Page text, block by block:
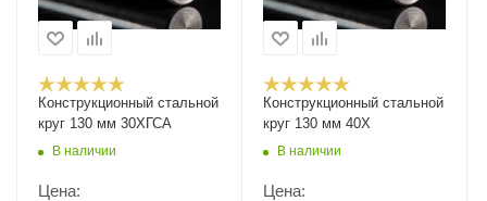
Конструкционный стальной
круг 130 мм 30ХГСА
В наличии
Цена:
Конструкционный стальной
круг 130 мм 40Х
В наличии
Цена: